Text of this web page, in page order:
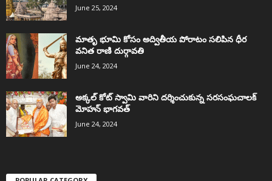
June 25, 2024
మాతృ భూమి కోసం అద్వితీయ పోరాటం సలిపిన ధీర
వనిత రాణి దుర్గావతి
June 24, 2024
అక్కల్‌ కోట్‌ స్వామి వారిని దర్శించుకున్న సరసంఘచాలక్
మోహన్ భాగవత్
June 24, 2024